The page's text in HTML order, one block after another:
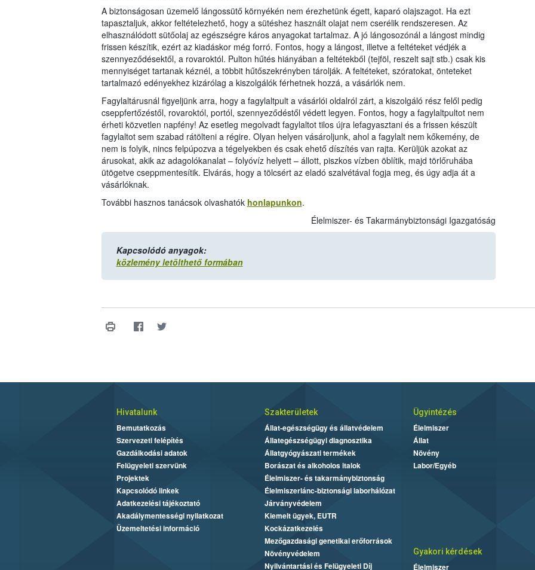
A biztonságosan üzemelő lángossütő környékén nem érezhetünk égett, kaparó olajszagot. Ha ezt
tapasztaljuk, akkor feltételezhető, hogy a sütéshez használt olajat nem cserélik rendszeresen. Az
elhasználódott sütőolaj az egészségre káros anyagokat tartalmaz. A jó lángosozónál a lángost mindig
frissen készítik, ezért az kiadáskor még forró. Fontos, hogy a lángost, illetve a feltéteket védjék a
szennyeződésektől, a rovaroktól. Pulton hűtés hiányában a feltétekből (tejföl, reszelt sajt stb.) csak kis
mennyiséget tartanak kéznél, a többit hűtőszekrényben tárolják. A feltéteket, szóratokat, önteteket
tartalmazó edényekhez kizárólag a kiszolgálók férhetnek hozzá, a vásárlók nem.
Fagylaltárusnál figyeljünk arra, hogy a fagylaltpult a vásárlói oldalról zárt, a kiszolgáló rész felől pedig
cseppfertőzéstől, rovaroktól, portól, szennyeződéstől védett legyen. Fontos, hogy a fagylaltpultot nem
érheti közvetlen napfény! Az esetleg megolvadt fagylaltot tilos újra lefagyasztani és a frissen készült
fagylaltot sem szabad rátölteni a régire. Olyan helyen vásároljunk, ahol a fagylalt nem kőkemény, de
nem is folyik, nincs felpúpozva a tégelyekben és csak ehető díszítés van rajta. Kerüljük azokat az
árusokat, akik az adagolókanalat – folyóvíz helyett – állott, piszkos vízben öblítik, majd törlőruhába
ütögetve cseppmentesítik. Elvárás, hogy a tölcsért az eladó szalvétával fogja meg, és úgy adja át a
vásárlóknak.
További hasznos tanácsok olvashatók honlapunkon.
Élelmiszer- és Takarmánybiztonsági Igazgatóság
Kapcsolódó anyagok:
közlemény letölthető formában
Hivatalunk
Bemutatkozás
Szervezeti felépítés
Gazdálkodási adatok
Felügyeleti szervünk
Projektek
Kapcsolódó linkek
Adatkezelési tájékoztató
Akadálymentességi nyilatkozat
Üzemeltetési információ
Szakterületek
Állat-egészségügy és állatvédelem
Állategészségügyi diagnosztika
Állatgyógyászati termékek
Borászat és alkoholos italok
Élelmiszer- és takarmánybiztonság
Élelmiszerlánc-biztonsági laborhálózat
Járványvédelem
Kiemelt ügyek, EUTR
Kockázatkezelés
Mezőgazdasági genetikai erőforrások
Növényvédelem
Nyilvántartási és Felügyeleti Díj
Ügyintézés
Élelmiszer
Állat
Növény
Labor/Egyéb
Gyakori kérdések
Élelmiszer